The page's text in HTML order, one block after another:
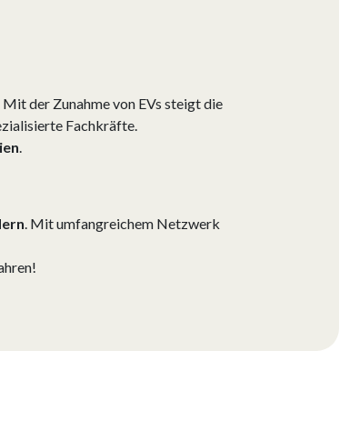
der Zunahme von EVs steigt die
Fachkräfte.
.
. Mit umfangreichem Netzwerk